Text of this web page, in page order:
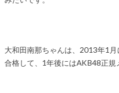
大和田南那ちゃんは、2013年1
合格して、1年後にはAKB48正規